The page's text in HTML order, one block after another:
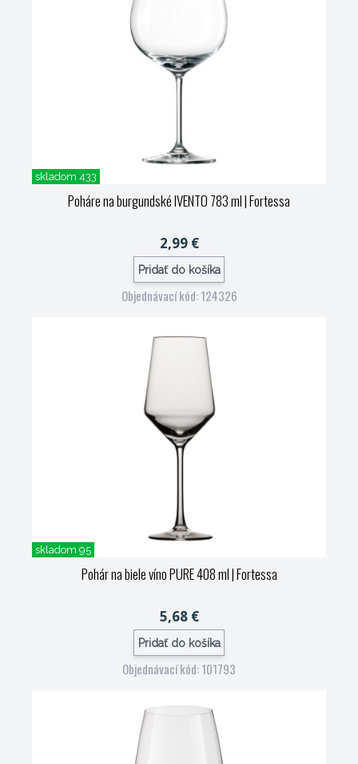
skladom 433
Poháre na burgundské IVENTO 783 ml| Fortessa
2,99 €
Pridať do košíka
Objednávací kód: 124326
skladom 95
Pohár na biele víno PURE 408 ml| Fortessa
5,68 €
Pridať do košíka
Objednávací kód: 101793